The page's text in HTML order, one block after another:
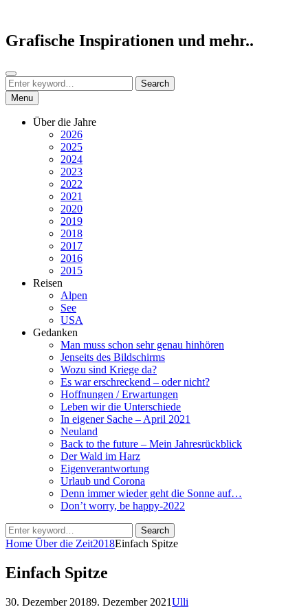
content
Grafische Inspirationen und mehr..
Search
Search
for:
Search
Menu
Über die Jahre
2026
2025
2024
2023
2022
2021
2020
2019
2018
2017
2016
2015
Reisen
Alpen
See
USA
Gedanken
Man muss schon sehr genau hinhören
Jenseits des Bildschirms
Wozu sind Kriege da?
Es war erschreckend – oder nicht?
Hoffnungen / Erwartungen
Leben wir die Unterschiede
In eigener Sache – April 2021
Neuland
Back to the future – Mein Jahresrückblick
Der Wald im Harz
Eigenverantwortung
Urlaub und Corona
Denn immer wieder geht die Sonne auf…
Don’t worry, be happy-2022
Search
for:
Search
Home Über die Zeit2018Einfach Spitze
Einfach Spitze
Posted
30. Dezember 20189. Dezember 2021by
Ulli